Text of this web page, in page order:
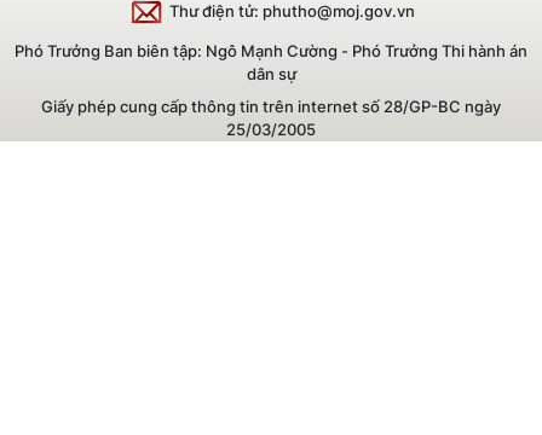
Thư điện tử: phutho@moj.gov.vn
Phó Trưởng Ban biên tập: Ngô Mạnh Cường - Phó Trưởng Thi hành án
dân sự
Giấy phép cung cấp thông tin trên internet số 28/GP-BC ngày
25/03/2005